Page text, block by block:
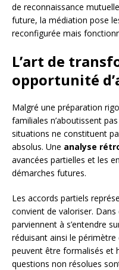
de reconnaissance
future, la médiation pose
reconfigurée mais
L’art de
opportunité
Malgré une préparation
familiales n’aboutissent
situations ne constituent
absolus. Une analyse
avancées partielles et les
démarches futures.
Les accords partiels
convient de valoriser.
parviennent à s’entendre
réduisant ainsi le périmètre
peuvent être formalisés et
questions non résolues